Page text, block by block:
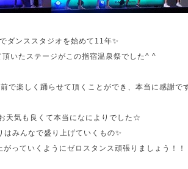
ダンススタジオを始めて11年✨
頂いたステージがこの指宿温泉祭でした^ ^
で楽しく踊らせて頂くことができ、本当に感謝で
天気も良くて本当になによりでした☆
はみんなで盛り上げていくもの✨
がっていくようにゼロスタンス頑張りましょう！！